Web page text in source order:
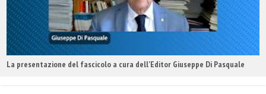
La presentazione del fascicolo a cura dell'Editor Giuseppe Di Pasquale